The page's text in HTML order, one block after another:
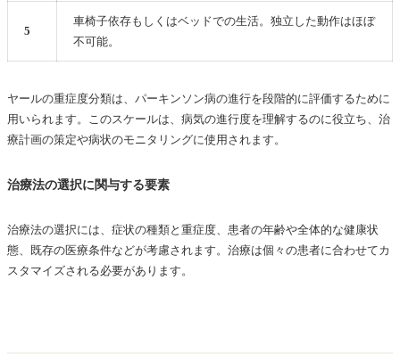
5
車椅子依存もしくはベッドでの生活。独立した動作はほぼ
不可能。
ヤールの重症度分類は、パーキンソン病の進行を段階的に評価するために
用いられます。このスケールは、病気の進行度を理解するのに役立ち、治
療計画の策定や病状のモニタリングに使用されます。
治療法の選択に関与する要素
治療法の選択には、症状の種類と重症度、患者の年齢や全体的な健康状
態、既存の医療条件などが考慮されます。治療は個々の患者に合わせてカ
スタマイズされる必要があります。